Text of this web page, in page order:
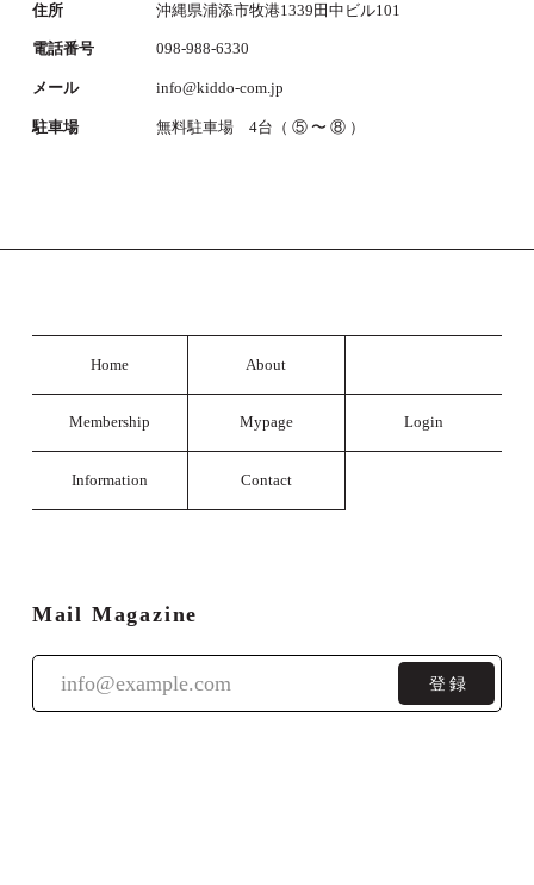
住所 沖縄県浦添市牧港1339田中ビル101
電話番号 098-988-6330
メール info@kiddo-com.jp
駐車場 無料駐車場 4台（ ⑤ 〜 ⑧ ）
Home About
Membership Mypage Login
Information Contact
Mail Magazine
登録